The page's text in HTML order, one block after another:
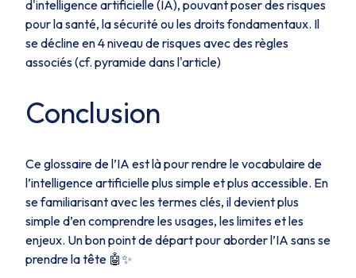
d'intelligence artificielle (IA), pouvant poser des risques
pour la santé, la sécurité ou les droits fondamentaux. Il
se décline en 4 niveau de risques avec des règles
associés (cf. pyramide dans l'article)
Conclusion
Ce glossaire de l’IA est là pour rendre le vocabulaire de
l’intelligence artificielle plus simple et plus accessible. En
se familiarisant avec les termes clés, il devient plus
simple d’en comprendre les usages, les limites et les
enjeux. Un bon point de départ pour aborder l’IA sans se
prendre la tête 🤖✨